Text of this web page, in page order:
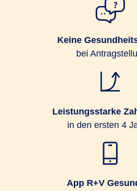
Keine
bei
Leistungsstarke
in den ersten 4
App R+V